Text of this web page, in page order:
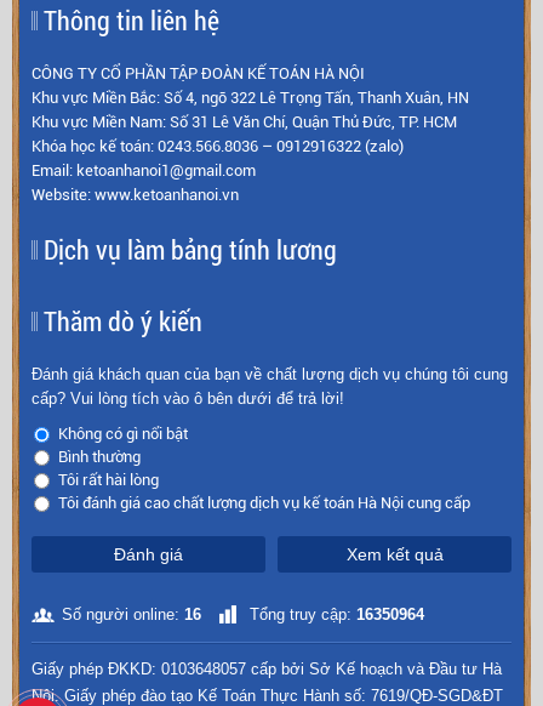
Thông tin liên hệ
CÔNG TY CỔ PHẦN TẬP ĐOÀN KẾ TOÁN HÀ NỘI
Khu vực Miền Bắc: Số 4, ngõ 322 Lê Trọng Tấn, Thanh Xuân, HN
Khu vực Miền Nam: Số 31 Lê Văn Chí, Quận Thủ Đức, TP. HCM
Khóa học kế toán: 0243.566.8036 – 0912916322 (zalo)
Email: ketoanhanoi1@gmail.com
Website: www.ketoanhanoi.vn
Dịch vụ làm bảng tính lương
Thăm dò ý kiến
Đánh giá khách quan của bạn về chất lượng dịch vụ chúng tôi cung
cấp? Vui lòng tích vào ô bên dưới để trả lời!
Không có gì nổi bật
Bình thường
Tôi rất hài lòng
Tôi đánh giá cao chất lượng dịch vụ kế toán Hà Nội cung cấp
Đánh giá Xem kết quả
Số người online: 16 Tổng truy cập: 16350964
Giấy phép ĐKKD: 0103648057 cấp bởi Sở Kế hoạch và Đầu tư Hà
Nội. Giấy phép đào tạo Kế Toán Thực Hành số: 7619/QĐ-SGD&ĐT